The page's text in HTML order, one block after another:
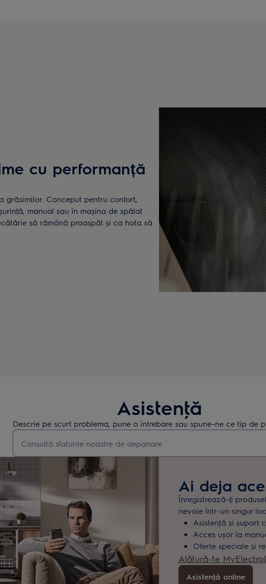
cu performanță
grăsimilor. Conceput pentru confort,
manual sau în mașina de spălat
să rămână proaspăt și ca hota să
Asistenţă
Descrie pe scurt problema, pune o întrebare sau spune-ne ce tip de
Type to search for support articles
Ai deja
Înregistrează-ți
nevoie într-un singur
Asistenţă și suport
Acces ușor la
Oferte speciale și
Alătură-te
Asistenţă online